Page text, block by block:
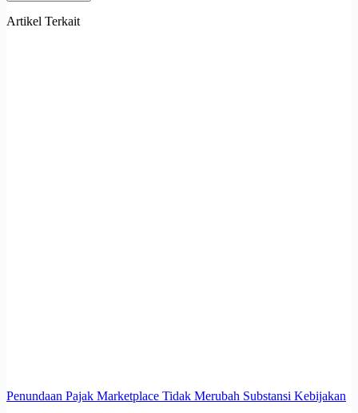
Artikel Terkait
Penundaan Pajak Marketplace Tidak Merubah Substansi Kebijakan